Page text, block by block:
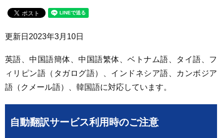
更新日 2023年3月10日
英語、中国語簡体、中国語繁体、ベトナム語、タイ語、フ
ィリピン語（タガログ語）、インドネシア語、カンボジア
語（クメール語）、韓国語に対応しています。
自動翻訳サービス利用時のご注意